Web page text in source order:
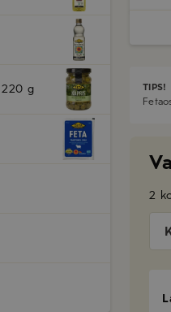
220 g TIPS!
2